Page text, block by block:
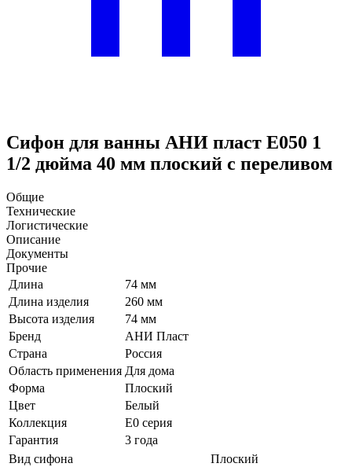
Сифон для ванны АНИ пласт E050 1
1/2 дюйма 40 мм плоский с переливом
Общие
Технические
Логистические
Описание
Документы
Прочие
Длина
74 мм
Длина изделия
260 мм
Высота изделия
74 мм
Бренд
АНИ Пласт
Страна
Россия
Область применения Для дома
Форма
Плоский
Цвет
Белый
Коллекция
E0 серия
Гарантия
3 года
Вид сифона
Плоский